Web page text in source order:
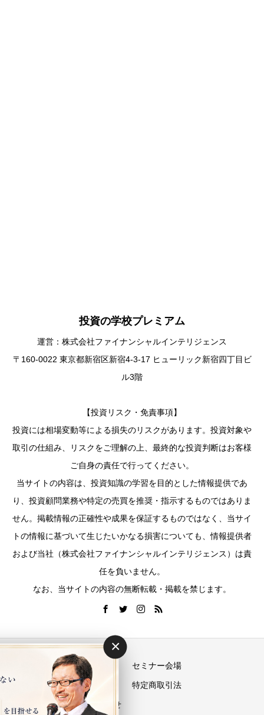
投資の学校プレミアム
運営：株式会社ファイナンシャルインテリジェンス
〒160-0022 東京都新宿区新宿4-3-17 ヒューリック新宿四丁目ビ
ル3階
【投資リスク・免責事項】
投資には相場変動等による損失のリスクがあります。投資対象や
取引の仕組み、リスクをご理解の上、最終的な投資判断はお客様
ご自身の責任で行ってください。
当サイトの内容は、投資知識の学習を目的とした情報提供であ
り、投資顧問業務や特定の売買を推奨・指示するものではありま
せん。掲載情報の正確性や成果を保証するものではなく、当サイ
トの情報に基づいて生じたいかなる損害についても、情報提供者
および当社（株式会社ファイナンシャルインテリジェンス）は責
任を負いません。
なお、当サイトの内容の無断転載・掲載を禁じます。
セミナー会場
プライバシーポリシー 特定商取引法
お問い合わせ
×